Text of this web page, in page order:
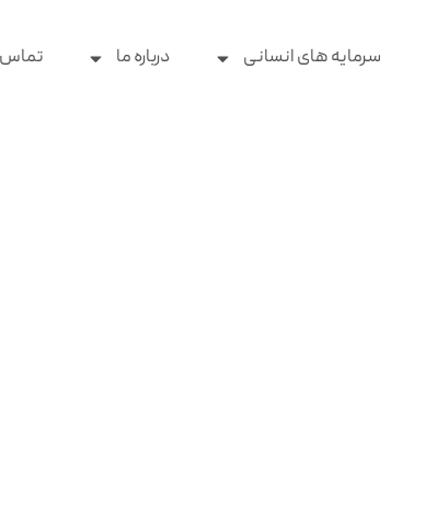
سرمایه های انسانی درباره ما تماس